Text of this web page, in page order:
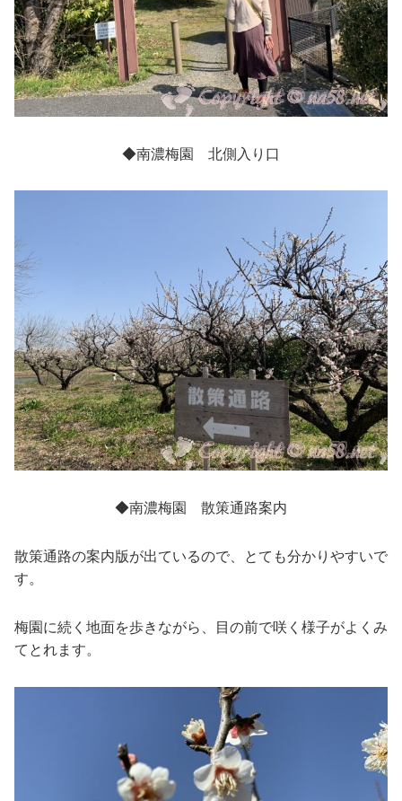
◆南濃梅園 北側入り口
◆南濃梅園 散策通路案内
散策通路の案内版が出ているので、とても分かりやすいで
す。
梅園に続く地面を歩きながら、目の前で咲く様子がよくみ
てとれます。